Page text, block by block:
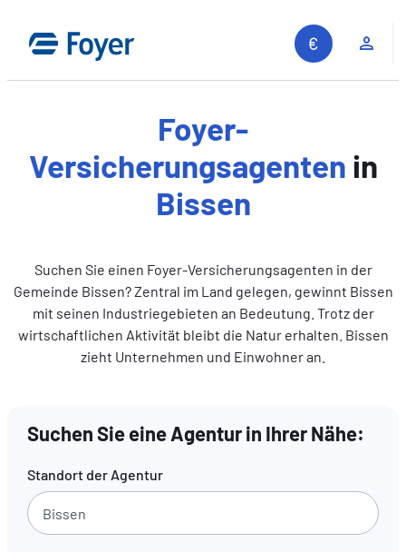
Inhalt
springen
Foyer-
Versicherungsagenten in
Bissen
Suchen Sie einen Foyer-Versicherungsagenten in der
Gemeinde Bissen? Zentral im Land gelegen, gewinnt Bissen
mit seinen Industriegebieten an Bedeutung. Trotz der
wirtschaftlichen Aktivität bleibt die Natur erhalten. Bissen
zieht Unternehmen und Einwohner an.
Suchen Sie eine Agentur in Ihrer Nähe:
Standort der Agentur